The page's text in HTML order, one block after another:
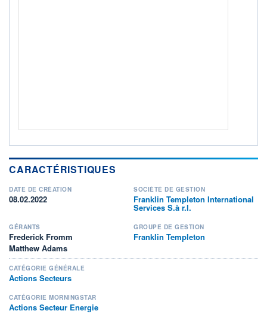
CARACTÉRISTIQUES
DATE DE CRÉATION
08.02.2022
SOCIÉTÉ DE GESTION
Franklin Templeton International
Services S.à r.l.
GÉRANTS
Frederick Fromm
Matthew Adams
GROUPE DE GESTION
Franklin Templeton
CATÉGORIE GÉNÉRALE
Actions Secteurs
CATÉGORIE MORNINGSTAR
Actions Secteur Energie